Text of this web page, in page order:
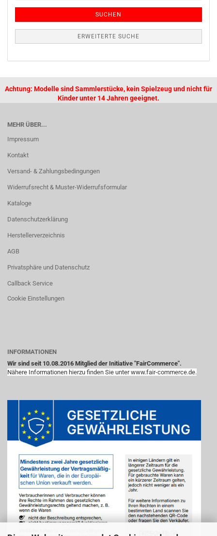
SUCHEN
ERWEITERTE SUCHE
Achtung: Modelle sind Sammlerstücke, kein Spielzeug und nicht für
Kinder unter 14 Jahren geeignet.
MEHR ÜBER...
Impressum
Kontakt
Versand- & Zahlungsbedingungen
Widerrufsrecht & Muster-Widerrufsformular
Kataloge
Datenschutzerklärung
Herstellerverzeichnis
AGB
Privatsphäre und Datenschutz
Callback Service
Cookie Einstellungen
INFORMATIONEN
Wir sind seit 10.08.2016 Mitglied der Initiative "FairCommerce".
Nähere Informationen hierzu finden Sie unter www.fair-commerce.de.